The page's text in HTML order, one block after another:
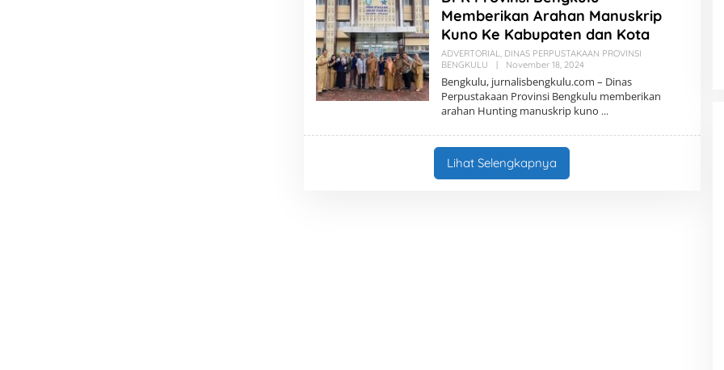
I
Memberikan Arahan Manuskrip
Kuno Ke Kabupaten dan Kota
ADVERTORIAL, DINAS PERPUSTAKAAN PROVINSI
BENGKULU
November 18, 2024O
E
H
R
D
Bengkulu, jurnalisbengkulu.com – Dinas
Perpustakaan Provinsi Bengkulu memberikan
arahan Hunting manuskrip kuno
Lihat Selengkapnya